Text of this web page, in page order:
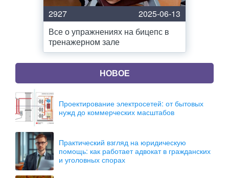
2927
2025-06-13
Все о упражнениях на бицепс в
тренажерном зале
НОВОЕ
Проектирование электросетей: от бытовых
нужд до коммерческих масштабов
Практический взгляд на юридическую
помощь: как работает адвокат в гражданских
и уголовных спорах